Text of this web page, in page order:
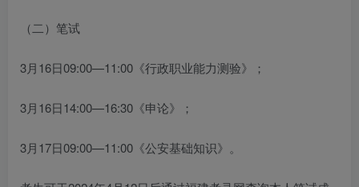
（二）笔试
3月16日09:00—11:00《行政职业能力测验》；
3月16日14:00—16:30《申论》；
3月17日09:00—11:00《公安基础知识》。